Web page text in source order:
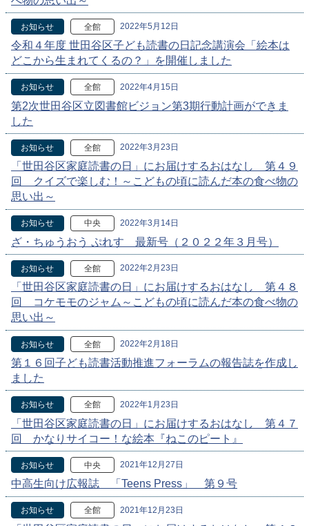
お知らせ 全館 2022年5月12日
令和４年度 世田谷区子ども読書の日記念講演会「絵本は
どこから生まれてくるの？」を開催しました
お知らせ 全館 2022年4月15日
第2次世田谷区立図書館ビジョン第3期行動計画ができま
した
お知らせ 全館 2022年3月23日
「世田谷区家庭読書の日」にお届けするおはなし 第４９
回 クイズで楽しむ！～こどもの頃に読んだ本の食べ物の
思い出～
お知らせ 中央 2022年3月14日
ざ・ちゅうおう ぷれす 最新号（２０２２年３月号）
お知らせ 全館 2022年2月23日
「世田谷区家庭読書の日」にお届けするおはなし 第４８
回 コケモモのジャム～こどもの頃に読んだ本の食べ物の
思い出～
お知らせ 全館 2022年2月18日
第１６回子ども読書活動推進フォーラムの報告誌を作成し
ました
お知らせ 全館 2022年1月23日
「世田谷区家庭読書の日」にお届けするおはなし 第４７
回 かなりサイコー！な絵本『ねこのピート』
お知らせ 中央 2021年12月27日
中高生向け広報誌 「Teens Press」 第９号
お知らせ 全館 2021年12月23日